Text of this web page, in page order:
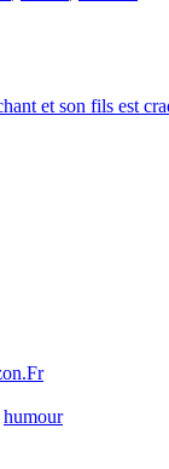
et son fils est
humour